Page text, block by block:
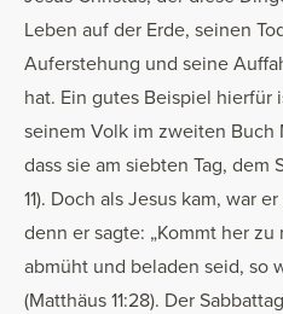
Leben auf der Erde, seinen
Auferstehung und seine
hat. Ein gutes Beispiel hierfür
seinem Volk im zweiten
dass sie am siebten Tag, dem
11). Doch als Jesus kam, war
denn er sagte: „Kommt her
abmüht und beladen seid, so
(Matthäus 11:28). Der